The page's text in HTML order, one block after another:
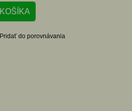
Pridať do porovnávania